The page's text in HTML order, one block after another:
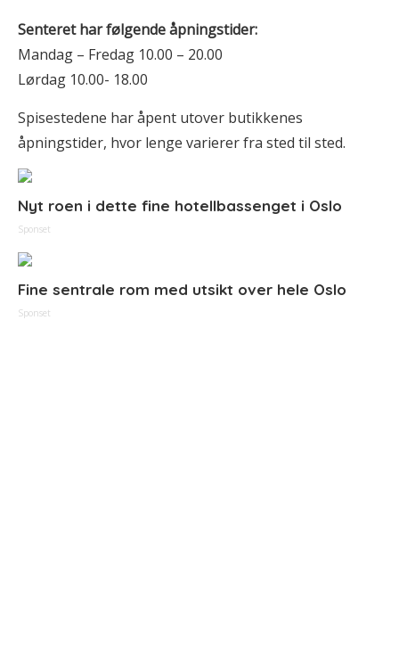
Senteret har følgende åpningstider:
Mandag – Fredag 10.00 – 20.00
Lørdag 10.00- 18.00
Spisestedene har åpent utover butikkenes
åpningstider, hvor lenge varierer fra sted til sted.
Nyt roen i dette fine hotellbassenget i Oslo
Sponset
Fine sentrale rom med utsikt over hele Oslo
Sponset